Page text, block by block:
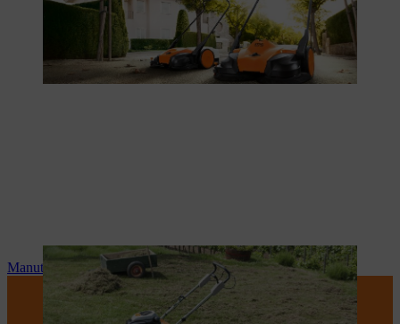
Manutenzione e riparazioni